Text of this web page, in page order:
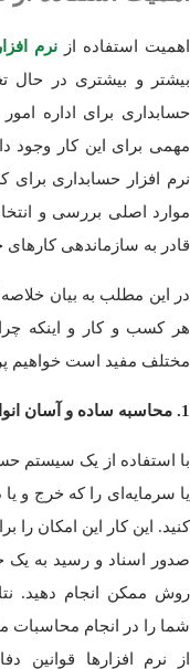
اهمیت استفاده از نرم
بیشتر و بیشتری در حال
حسابداری برای اداره
مهمی برای این کار وجود
نرم افزار حسابداری برای
موارد اصلی بررسی و
قادر به سازماندهی
در این مطلب به بیان
هر کسب و کار و اینکه
مختلف مفید است خواهیم
1. محاسبه ساده و آسان انواع مالیات با استفاده از نرم افزار حسابداری
با استفاده از یک سیستم
یا سرمایه‌ای را که خرج و
کنید. این کار این امکان
صدور اسناد و رسید به یک
روش ممکن انجام دهید.
شما را در انجام محاسبات
از نرم افزارها قوانین